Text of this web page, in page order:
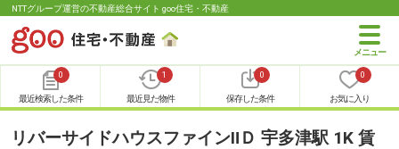
NTTグループ運営の不動産総合サイト goo住宅・不動産
0
最近検索した条件
1
最近見た物件
0
保存した条件
0
お気に入り
リバーサイドハウスファインⅡＤ 宇多津駅 1K 賃